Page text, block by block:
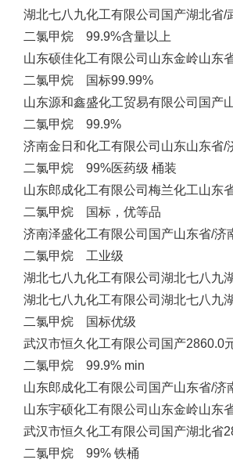
湖北七八九化工有限公司 国产湖北省/
二氯甲烷 99.9%含量以上
山东硕佳化工有限公司 山东金岭山东
二氯甲烷 国标99.99%
山东源和鑫盛化工贸易有限公司 国产
二氯甲烷 99.9%
济南金日和化工有限公司 山东山东省/
二氯甲烷 99%医药级 桶装
山东郎成化工有限公司 梅兰化工山东
二氯甲烷 国标，优等品
济南泽盛化工有限公司 国产山东省/济
二氯甲烷 工业级
湖北七八九化工有限公司 湖北七八九
湖北七八九化工有限公司 湖北七八九
二氯甲烷 国标优级
武汉市恒久化工有限公司 国产2860.0
二氯甲烷 99.9% min
山东郎成化工有限公司 国产山东省/济
山东宇硕化工有限公司 山东金岭山东
武汉市恒久化工有限公司 国产湖北省
二氯甲烷 99% 铁桶